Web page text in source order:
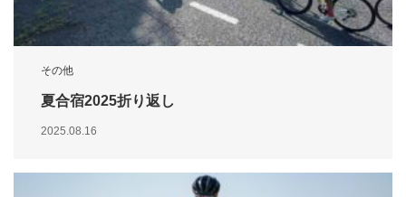
その他
夏合宿2025折り返し
2025.08.16